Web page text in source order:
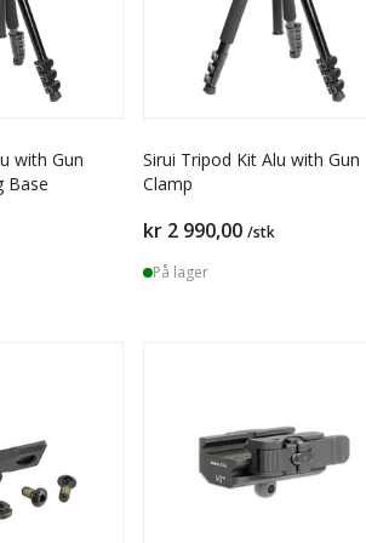
with Gun
Base
Sirui Tripod Kit Alu with Gun
Clamp
kr 2 990,00 /stk
På lager